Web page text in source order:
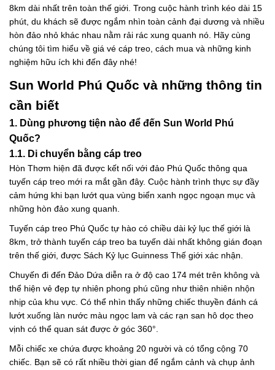
8km dài nhất trên toàn thế giới. Trong cuộc hành trình kéo dài 15
phút, du khách sẽ được ngắm nhìn toàn cảnh đại dương và nhiều
hòn đảo nhỏ khác nhau nằm rải rác xung quanh nó. Hãy cùng
chúng tôi tìm hiểu về giá vé cáp treo, cách mua và những kinh
nghiệm hữu ích khi đến đây nhé!
Sun World Phú Quốc và những thông tin
cần biết
1. Dùng phương tiện nào để đến Sun World Phú
Quốc?
1.1. Di chuyển bằng cáp treo
Hòn Thơm hiện đã được kết nối với đảo Phú Quốc thông qua
tuyến cáp treo mới ra mắt gần đây. Cuộc hành trình thực sự đầy
cảm hứng khi bạn lướt qua vùng biển xanh ngọc ngoạn mục và
những hòn đảo xung quanh.
Tuyến cáp treo Phú Quốc tự hào có chiều dài kỷ lục thế giới là
8km, trở thành tuyến cáp treo ba tuyến dài nhất không gián đoạn
trên thế giới, được Sách Kỷ lục Guinness Thế giới xác nhận.
Chuyến đi đến Đảo Dứa diễn ra ở độ cao 174 mét trên không và
thể hiện vẻ đẹp tự nhiên phong phú cũng như thiên nhiên nhộn
nhịp của khu vực. Có thể nhìn thấy những chiếc thuyền đánh cá
lướt xuống làn nước màu ngọc lam và các rạn san hô dọc theo
vịnh có thể quan sát được ở góc 360°.
Mỗi chiếc xe chứa được khoảng 20 người và có tổng cộng 70
chiếc. Bạn sẽ có rất nhiều thời gian để ngắm cảnh và chụp ảnh